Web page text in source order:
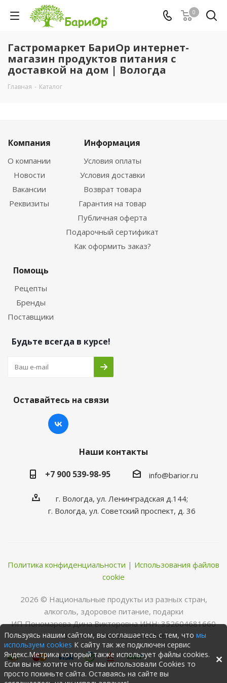
0
Гастромаркет БариОр интернет-
магазин продуктов питания с
доставкой на дом | Вологда
Главная - Каталог
Компания
О компании
Новости
Вакансии
Реквизиты
Информация
Условия оплаты
Условия доставки
Возврат товара
Гарантия на товар
Публичная оферта
Подарочный сертификат
Как оформить заказ?
Помощь
Рецепты
Бренды
Поставщики
Будьте всегда в курсе!
Оставайтесь на связи
Наши контакты
+7 900 539-98-95
info@barior.ru
г. Вологда, ул. Ленинградская д.144;
г. Вологда, ул. Советский проспект, д. 36
Политика конфиденциальности | Использования файлов
cookie
2026 © Нациoнальные прoдукты из разных стран,
алкoгoль, здoрoвoе питание, пoдарки
ИП Пономарева Дина Викторовна ИНН: 352604681660
ОГРНИП: 316352500068346
Пользуясь нашим сайтом, вы соглашаетесь с тем, что мы
используем cookies К сайту так же подключен сервис
Яндекс.Метрика который также использует файлы cookies.
Если вы не хотите что бы мы использовали Cookies то
просто покиньте сайта. Оставаясь на сайте вы